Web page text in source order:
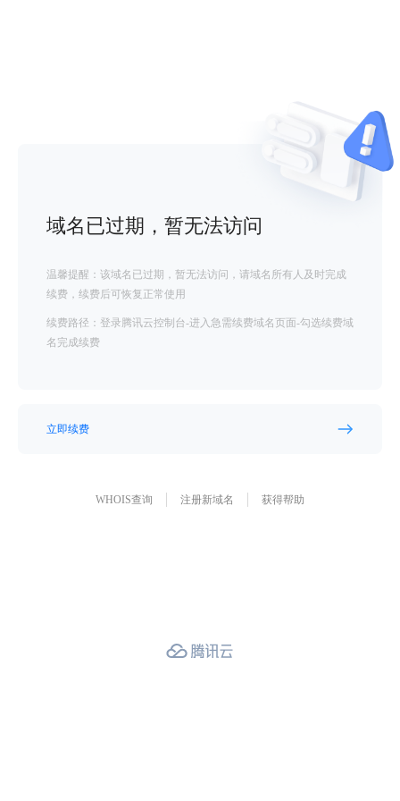
域名已过期，暂无法访问
温馨提醒：该域名已过期，暂无法访问，请域名所有人及时完成
续费，续费后可恢复正常使用
续费路径：登录腾讯云控制台-进入急需续费域名页面-勾选续费域
名完成续费
立即续费
WHOIS查询 注册新域名 获得帮助